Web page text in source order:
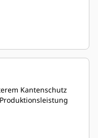
Kantenschutz